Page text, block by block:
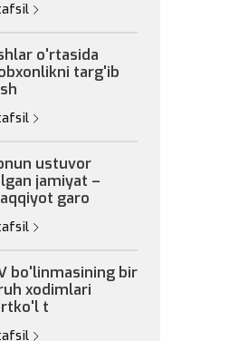
o'rtasida
targ'ib
ustuvor
jamiyat –
garo
bo'linmasining bir
xodimlari
t